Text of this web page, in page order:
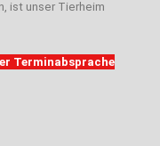
ist unser Tierheim
Terminabsprache